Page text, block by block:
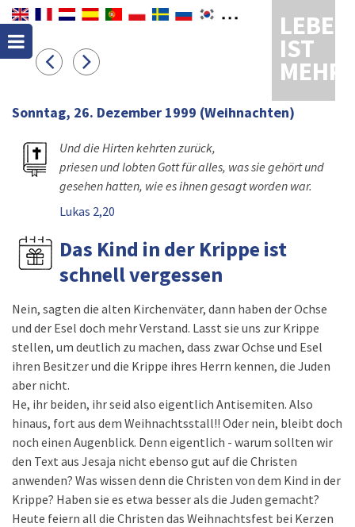
LEBEN
IST
MEHR
Sonntag, 26. Dezember 1999 (Weihnachten)
Und die Hirten kehrten zurück,
priesen und lobten Gott für alles, was sie gehört und
gesehen hatten, wie es ihnen gesagt worden war.
Lukas 2,20
Das Kind in der Krippe ist
schnell vergessen
Nein, sagten die alten Kirchenväter, dann haben der Ochse
und der Esel doch mehr Verstand. Lasst sie uns zur Krippe
stellen, um deutlich zu machen, dass zwar Ochse und Esel
ihren Besitzer und die Krippe ihres Herrn kennen, die Juden
aber nicht.
He, ihr beiden, ihr seid also eigentlich Antisemiten. Also
hinaus, fort aus dem Weihnachtsstall!! Oder nein, bleibt doch
noch einen Augenblick. Denn eigentlich - warum sollten wir
den Text aus Jesaja nicht ebenso gut auf die Christen
anwenden? Was wissen denn die Christen von dem Kind in der
Krippe? Haben sie es etwa besser als die Juden gemacht?
Heute feiern all die Christen das Weihnachtsfest bei Kerzen